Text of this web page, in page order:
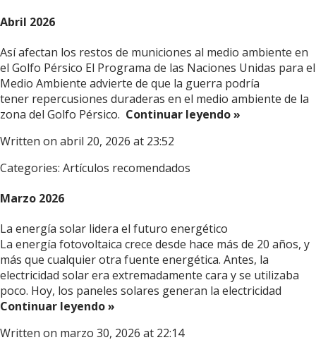
Abril 2026
Así afectan los restos de municiones al medio ambiente en
el Golfo Pérsico El Programa de las Naciones Unidas para el
Medio Ambiente advierte de que la guerra podría
tener repercusiones duraderas en el medio ambiente de la
zona del Golfo Pérsico. Continuar leyendo »
Written on abril 20, 2026 at 23:52
Categories: Artículos recomendados
Marzo 2026
La energía solar lidera el futuro energético
La energía fotovoltaica crece desde hace más de 20 años, y
más que cualquier otra fuente energética. Antes, la
electricidad solar era extremadamente cara y se utilizaba
poco. Hoy, los paneles solares generan la electricidad
Continuar leyendo »
Written on marzo 30, 2026 at 22:14